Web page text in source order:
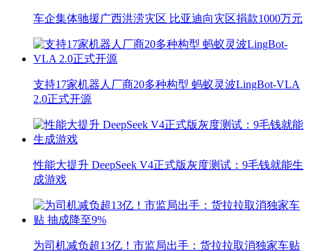
车企集体驰援广西洪涝灾区 比亚迪向灾区捐款1000万元
支持17家机器人厂商20多种构型 蚂蚁灵波LingBot-VLA
2.0正式开源
性能大提升 DeepSeek V4正式版灰度测试：9毛钱就能生
成游戏
为司机减负超13亿！市监局出手：货拉拉取消独家车贴